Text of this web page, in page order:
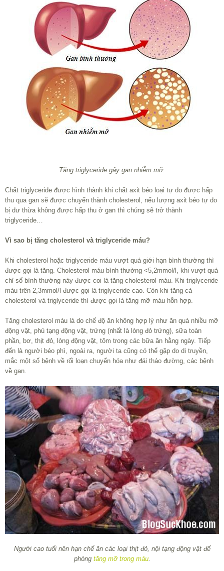
Tăng triglyceride gây gan nhiễm mỡ.
Chất triglyceride được hình thành khi chất axit béo loại tự do được hấp
thu qua gan sẽ được chuyển thành cholesterol, nếu lượng axit béo tự do
bị dư thừa không được hấp thu ở gan thì chúng sẽ trở thành
triglyceride…
Vì sao bị tăng cholesterol và triglyceride máu?
Khi cholesterol hoặc triglyceride máu vượt quá giới hạn bình thường thì
được gọi là tăng. Cholesterol máu bình thường <5,2mmol/l, khi vượt quá
chỉ số bình thường này được coi là tăng cholesterol máu. Khi triglyceride
máu trên 2,3mmol/l được gọi là triglyceride cao. Còn khi tăng cả
cholesterol và triglyceride thì được gọi là tăng mỡ máu hỗn hợp.
Tăng cholesterol máu là do chế độ ăn không hợp lý như ăn quá nhiều mỡ
động vật, phủ tạng động vật, trứng (nhất là lòng đỏ trứng), sữa toàn
phần, bơ, thịt đỏ, lòng động vật, tôm trong các bữa ăn hằng ngày. Tiếp
đến là người béo phì, ngoài ra, người ta cũng có thể gặp do di truyền,
mắc một số bệnh về rối loạn chuyển hóa như đái tháo đường, các bệnh
về gan.
Người cao tuổi nên hạn chế ăn các loại thịt đỏ, nội tạng động vật để
phòng tăng mỡ trong máu.